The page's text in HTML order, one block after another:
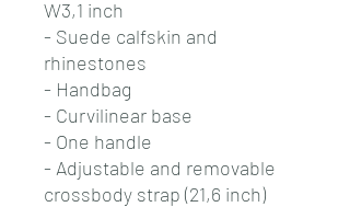
W3,1 inch
- Suede calfskin and
rhinestones
- Handbag
- Curvilinear base
- One handle
- Adjustable and removable
crossbody strap (21,6 inch)